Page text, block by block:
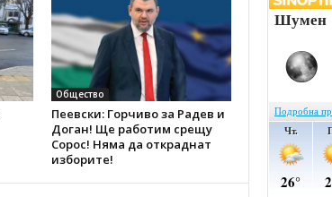
Общество
Пеевски: Горчиво за Радев и
Доган! Ще работим срещу
Сорос! Няма да откраднат
изборите!